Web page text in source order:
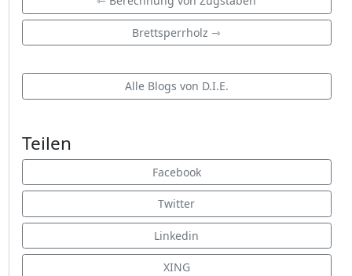
Brettsperrholz ⇾
Alle Blogs von D.I.E.
Teilen
Facebook
Twitter
Linkedin
XING